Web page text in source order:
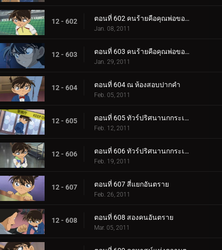
12 - 602 ตอนที่ 602 คนร้ายคือคุณพ่อของเก็นตะ (ตอน 1)
Jan. 08, 2011
12 - 603 ตอนที่ 603 คนร้ายคือคุณพ่อของเก็นตะ (ตอน 2)
Jan. 29, 2011
12 - 604 ตอนที่ 604 ณ ห้องสอบปากคำ
Feb. 05, 2011
12 - 605 ตอนที่ 605 ทัวร์ปริศนานกกระเรียน (ตอน 1)
Feb. 12, 2011
12 - 606 ตอนที่ 606 ทัวร์ปริศนานกกระเรียน (ตอน 2)
Feb. 19, 2011
12 - 607 ตอนที่ 607 สี่แยกอันตราย
Feb. 26, 2011
12 - 608 ตอนที่ 608 สองคนอันตราย
Mar. 05, 2011